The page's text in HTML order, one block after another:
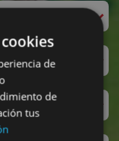
de
de
tus